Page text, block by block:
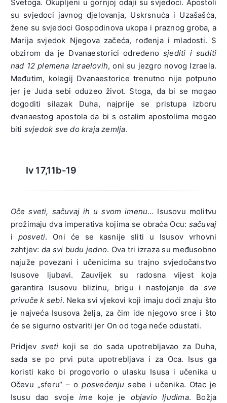
Svetoga. Okupljeni u gornjoj odaji su svjedoci. Apostoli
su svjedoci javnog djelovanja, Uskrsnuća i Uzašašća,
žene su svjedoci Gospodinova ukopa i praznog groba, a
Marija svjedok Njegova začeća, rođenja i mladosti. S
obzirom da je Dvanaestorici određenosjediti i suditi
nad 12 plemena Izraelovih, oni su jezgro novog Izraela.
Međutim, kolegij Dvanaestorice trenutno nije potpuno
jer je Juda sebi oduzeo život. Stoga, da bi se mogao
dogoditi silazak Duha, najprije se pristupa izboru
dvanaestog apostola da bi s ostalim apostolima mogao
biti svjedok sve do kraja zemlja.
Iv 17,11b-19
Oče sveti, sačuvaj ih u svom imenu… Isusovu molitvu
prožimaju dva imperativa kojima se obraća Ocu: sačuvaj
i posveti. Oni će se kasnije sliti u Isusov vrhovni
zahtjev: da svi budu jedno. Ova tri izraza su međusobno
najuže povezani i učenicima su trajno svjedočanstvo
Isusove ljubavi. Zauvijek su radosna vijest koja
garantira Isusovu blizinu, brigu i nastojanje da sve
privuče k sebi. Neka svi vjekovi koji imaju doći znaju što
je najveća Isusova želja, za čim ide njegovo srce i što
će se sigurno ostvariti jer On od toga neće odustati.
Pridjev sveti koji se do sada upotrebljavao za Duha,
sada se po prvi puta upotrebljava i za Oca. Isus ga
koristi kako bi progovorio o ulasku Isusa i učenika u
Očevu „sferu“ – oposvećenju sebe i učenika. Otac je
Isusu dao svojeime koje je objavio ljudima. Božja